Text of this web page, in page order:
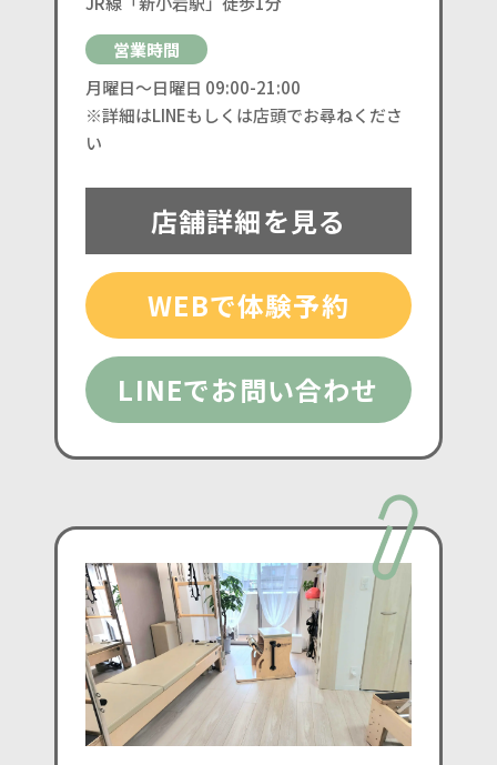
営業時間
月曜日〜日曜日 09:00-21:00
※詳細はLINEもしくは店頭でお尋ねくださ
い
店舗詳細を見る
WEBで体験予約
LINEでお問い合わせ